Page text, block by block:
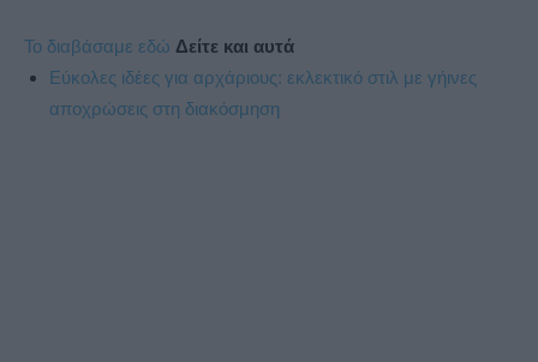
Το διαβάσαμε εδώ Δείτε και αυτά
Εύκολες ιδέες για αρχάριους: εκλεκτικό στιλ με γήινες
αποχρώσεις στη διακόσμηση